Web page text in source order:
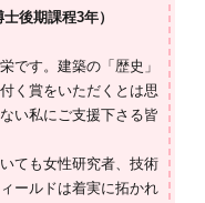
後期課程3年）
です。建築の「歴史」
く賞をいただくとは思
い私にご支援下さる皆
ても女性研究者、技術
ールドは着実に拓かれ